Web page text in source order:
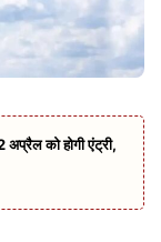
को होगी एंट्री,